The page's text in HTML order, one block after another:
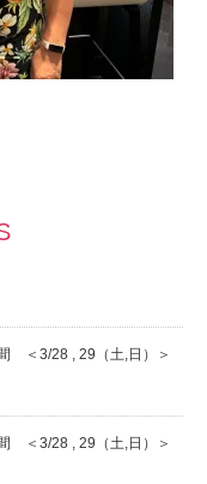
＜3/28 , 29（土,日）＞
＜3/28 , 29（土,日）＞